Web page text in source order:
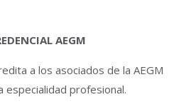
AEGM
a los asociados de la AEGM
especialidad profesional.